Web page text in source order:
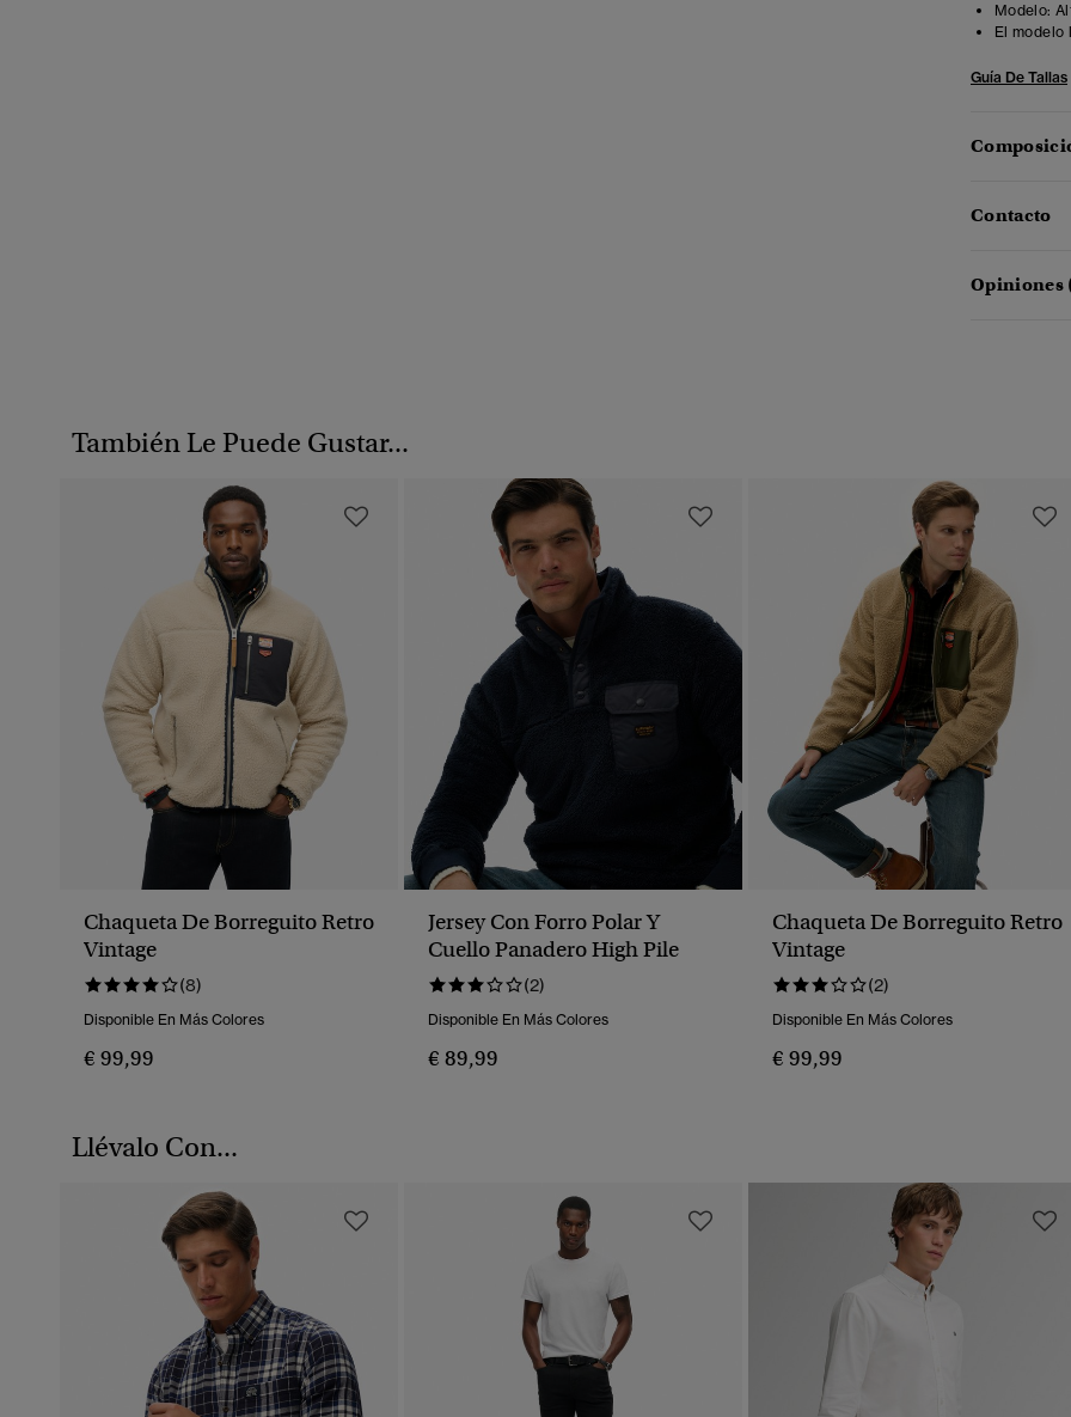
Modelo:
El modelo
Guía De Tallas
Contacto
Opiniones
También Le Puede Gustar...
Chaqueta De Borreguito Retro
Vintage
(8)
Disponible En Más Colores
€ 99,99
Jersey Con Forro Polar Y
Cuello Panadero High Pile
(2)
Disponible En Más Colores
€ 89,99
Chaqueta De Borreguito Retro
Vintage
(2)
Disponible En Más Colores
€ 99,99
Llévalo Con...